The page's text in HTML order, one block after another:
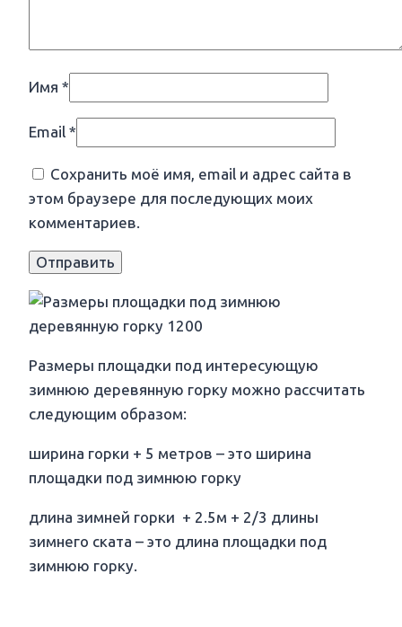
Имя *
Email *
Сохранить моё имя, email и адрес сайта в
этом браузере для последующих моих
комментариев.
Размеры площадки под интересующую
зимнюю деревянную горку можно рассчитать
следующим образом:
ширина горки + 5 метров – это ширина
площадки под зимнюю горку
длина зимней горки + 2.5м + 2/3 длины
зимнего ската – это длина площадки под
зимнюю горку.